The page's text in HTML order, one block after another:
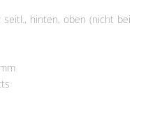
seitl., hinten, oben (nicht bei